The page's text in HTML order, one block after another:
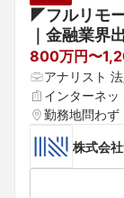
◤フルリモ
｜金融業界
800万円〜
アナリスト
インターネッ
勤務地問わず
株式会